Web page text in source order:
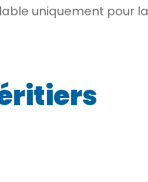
uniquement pour la